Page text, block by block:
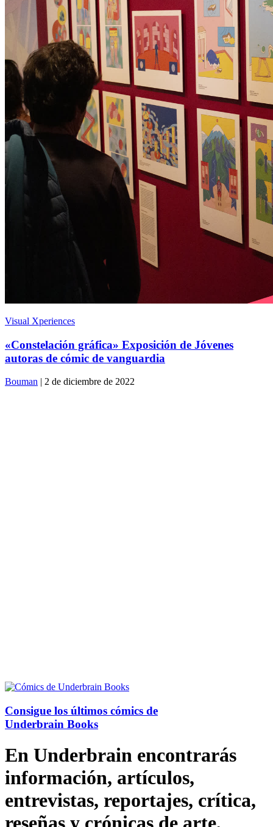
Visual Xperiences
«Constelación gráfica» Exposición de Jóvenes
autoras de cómic de vanguardia
Bouman | 2 de diciembre de 2022
Consigue los últimos cómics de
Underbrain Books
En Underbrain encontrarás
información, artículos,
entrevistas, reportajes, crítica,